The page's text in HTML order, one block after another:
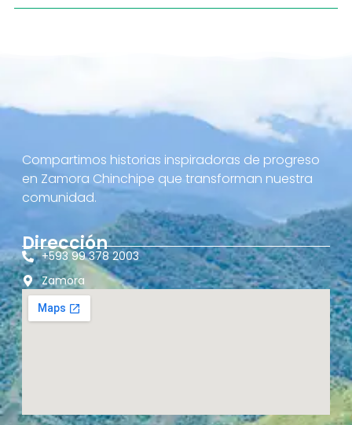
Compartimos historias inspiradoras de progreso
en Zamora Chinchipe que transforman nuestra
comunidad.
Dirección
+593 99 378 2003
Zamora